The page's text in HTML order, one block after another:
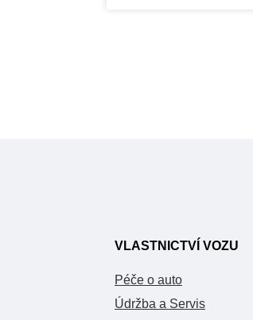
VLASTNICTVÍ VOZU
Péče o auto
Údržba a Servis